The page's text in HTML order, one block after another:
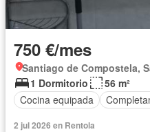
750 €/mes
Santiago de Compostela,
1 Dormitorio
56 m²
Cocina equipada
2 jul 2026 en Rentola